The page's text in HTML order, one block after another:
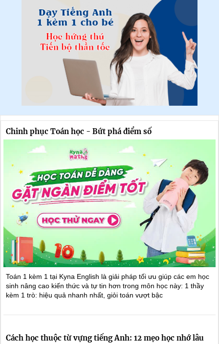
Chinh phục Toán học - Bứt phá điểm số
Toán 1 kèm 1 tại Kyna English là giải pháp tối ưu giúp các em học
sinh nâng cao kiến thức và tự tin hơn trong môn học này: 1 thầy
kèm 1 trò: hiệu quả nhanh nhất, giỏi toán vượt bậc
Cách học thuộc từ vựng tiếng Anh: 12 mẹo học nhớ lâu